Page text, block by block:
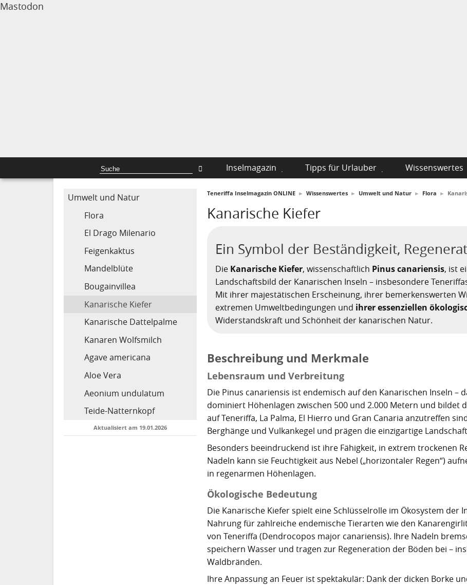
Mastodon
Inselmagazin Tipps für Urlauber Wissenswertes
Umwelt und Natur
Flora
El Drago Milenario
Feigenkaktus
Mandelblüte
Bougainvillea
Kanarische Kiefer
Kanarische Dattelpalme
Kanaren Wolfsmilch
Agave americana
Aloe Vera
Aeonium undulatum
Teide-Natternkopf
Aktualisiert am 19.01.2026
Teneriffa Inselmagazin ONLINE ► Wissenswertes ► Umwelt und Natur ► Flora ►
Kanarische Kiefer
Ein Symbol der Beständigkeit,
Die Kanarische Kiefer, wissenschaftlich Pinus canariensis, ist
Landschaftsbild der Kanarischen Inseln – insbesondere
Mit ihrer majestätischen Erscheinung, ihrer bemerkenswerten
extremen Umweltbedingungen und ihrer essenziellen
Widerstandskraft und Schönheit der kanarischen Natur.
Beschreibung und Merkmale
Lebensraum und Verbreitung
Die Pinus canariensis ist endemisch auf den Kanarischen Inseln –
dominiert Höhenlagen zwischen 500 und 2.000 Metern und bildet
auf Teneriffa, La Palma, El Hierro und Gran Canaria anzutreffen
Berghänge und Vulkankegel und prägen die einzigartige
Besonders beeindruckend ist ihre Fähigkeit, in extrem trockenen
Nadeln kann sie Feuchtigkeit aus Nebel („horizontaler Regen“)
in regenarmen Höhenlagen.
Ökologische Bedeutung
Die Kanarische Kiefer spielt eine Schlüsselrolle im Ökosystem der
Nahrung für zahlreiche endemische Tierarten wie den
von Teneriffa (Dendrocopos major canariensis). Ihre Nadeln
speichern Wasser und tragen zur Regeneration der Böden bei –
Waldbränden.
Ihre Anpassung an Feuer ist spektakulär: Dank der dicken Borke